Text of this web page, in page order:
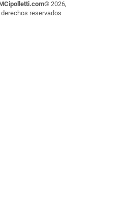
© 2026,
reservados